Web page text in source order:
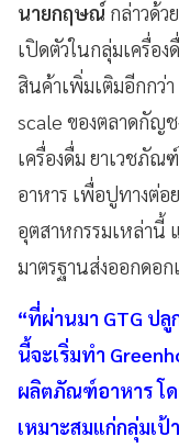
นายกฤษณ์ กล่าวด้ว
เปิดตัวในกลุ่มเครื่อ
สินค้าเพิ่มเติมอีกกว่า
scale ของตลาดกัญ
เครื่องดื่ม ยาเวชภัณ
อาหาร เพื่อปูทางต่อ
อุตสาหกรรมเหล่านี้
มาตรฐานส่งออกดอ
“ที่ผ่านมา GTG ป
นี้จะเริ่มทำ
ผลิตภัณฑ์อาหาร โ
เหมาะสมแก่กลุ่มเป้